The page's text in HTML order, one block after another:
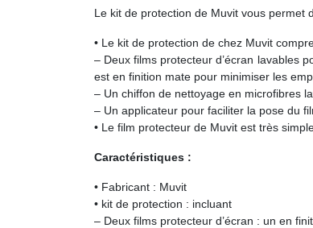
Le kit de protection de Muvit vous permet
• Le kit de protection de chez Muvit
– Deux films protecteur d’écran lavables
est en finition mate pour minimiser les
– Un chiffon de nettoyage en microfibres
– Un applicateur pour faciliter la pose du
• Le film protecteur de Muvit est très
Caractéristiques :
• Fabricant : Muvit
• kit de protection : incluant
– Deux films protecteur d’écran : un en